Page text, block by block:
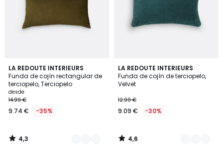
LA REDOUTE INTERIEURS
Funda de cojín rectangular de
terciopelo, Terciopelo
desde
14.99 €
9.74 € -35%
4,3
/ 5
6
Colores
4,3
/
LA REDOUTE INTERIEURS
Funda de cojín de terciopelo,
Velvet
12.99 €
9.09 € -30%
4,6
/ 5
10
Colores
4,6
/